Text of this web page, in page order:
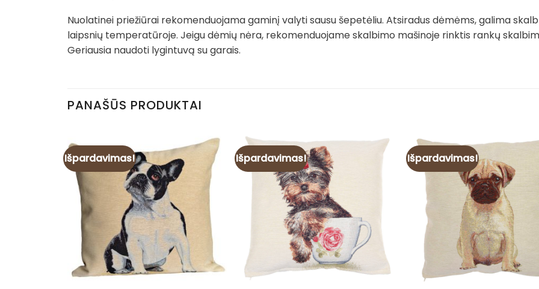
Nuolatinei priežiūrai rekomenduojama gaminį valyti sausu šepetėliu. Atsiradus dėmėms, galima
laipsnių temperatūroje. Jeigu dėmių nėra, rekomenduojame skalbimo mašinoje rinktis rankų
Geriausia naudoti lygintuvą su garais.
PANAŠŪS PRODUKTAI
Išpardavimas! Išpardavimas! Išpardavimas!